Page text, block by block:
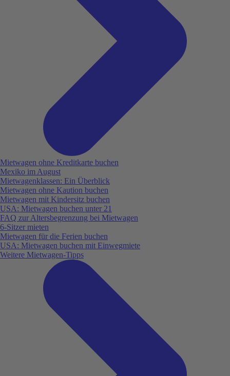
Mietwagen ohne Kreditkarte buchen
Mexiko im August
Mietwagenklassen: Ein Überblick
Mietwagen ohne Kaution buchen
Mietwagen mit Kindersitz buchen
USA: Mietwagen buchen unter 21
FAQ zur Altersbegrenzung bei Mietwagen
6-Sitzer mieten
Mietwagen für die Ferien buchen
USA: Mietwagen buchen mit Einwegmiete
Weitere Mietwagen-Tipps